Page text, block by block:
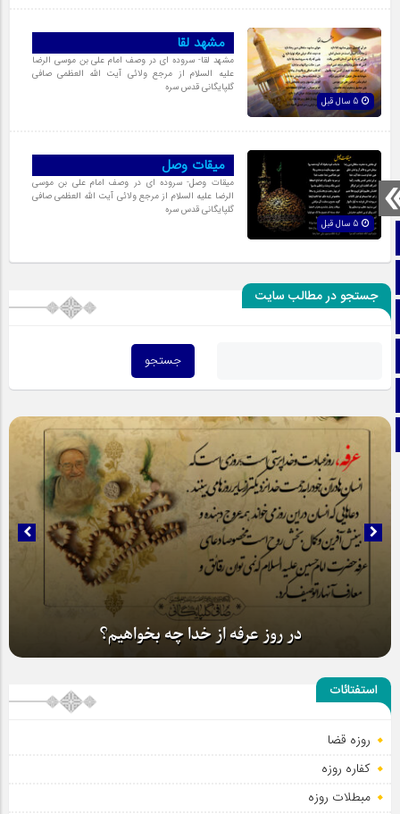
صفحه نخست
ایتا
اینستاگرام
تلگرام
مشهد لقا
مشهد لقا- سروده ای در وصف امام علی بن موسی الرضا
علیه السلام از مرجع ولائی آیت الله العظمی صافی
گلپایگانی قدس سره
میقات وصل
میقات وصل- سروده ای در وصف امام علی بن موسی
الرضا علیه السلام از مرجع ولائی آیت الله العظمی صافی
گلپایگانی قدس سره
جستجو در مطالب سایت
در روز عرفه از خدا چه بخواهیم؟
استفتائات
روزه قضا
کفاره روزه
مبطلات روزه